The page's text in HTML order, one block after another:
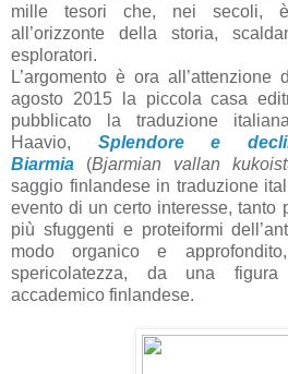
mille tesori che, nei secoli,
all’orizzonte della storia,
esploratori.
L’argomento è ora
agosto 2015 la piccola casa
pubblicato la traduzione
Haavio, Splendore e
Biarmia (Bjarmian vallan
saggio finlandese in traduzione
evento di un certo interesse, tanto
più sfuggenti e proteiformi
modo organico e
spericolatezza, da una
accademico finlandese.